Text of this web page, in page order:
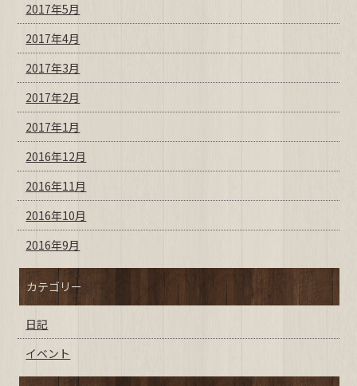
2017年5月
2017年4月
2017年3月
2017年2月
2017年1月
2016年12月
2016年11月
2016年10月
2016年9月
カテゴリー
日記
イベント